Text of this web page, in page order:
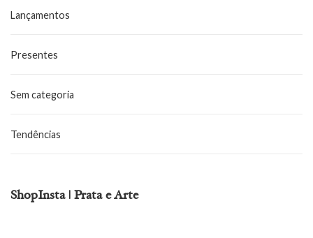
Lançamentos
Presentes
Sem categoria
Tendências
ShopInsta | Prata e Arte